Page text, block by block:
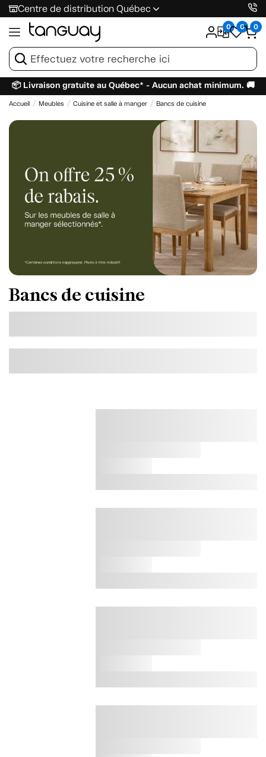
Centre de distribution Québec
0 0 0
📦 Livraison gratuite au Québec* - Aucun achat minimum. 🚚
Accueil Meubles Cuisine et salle à manger Bancs de cuisine
Bancs de cuisine